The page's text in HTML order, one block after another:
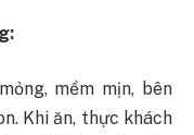
mềm mịn, bên
Khi ăn, thực khách